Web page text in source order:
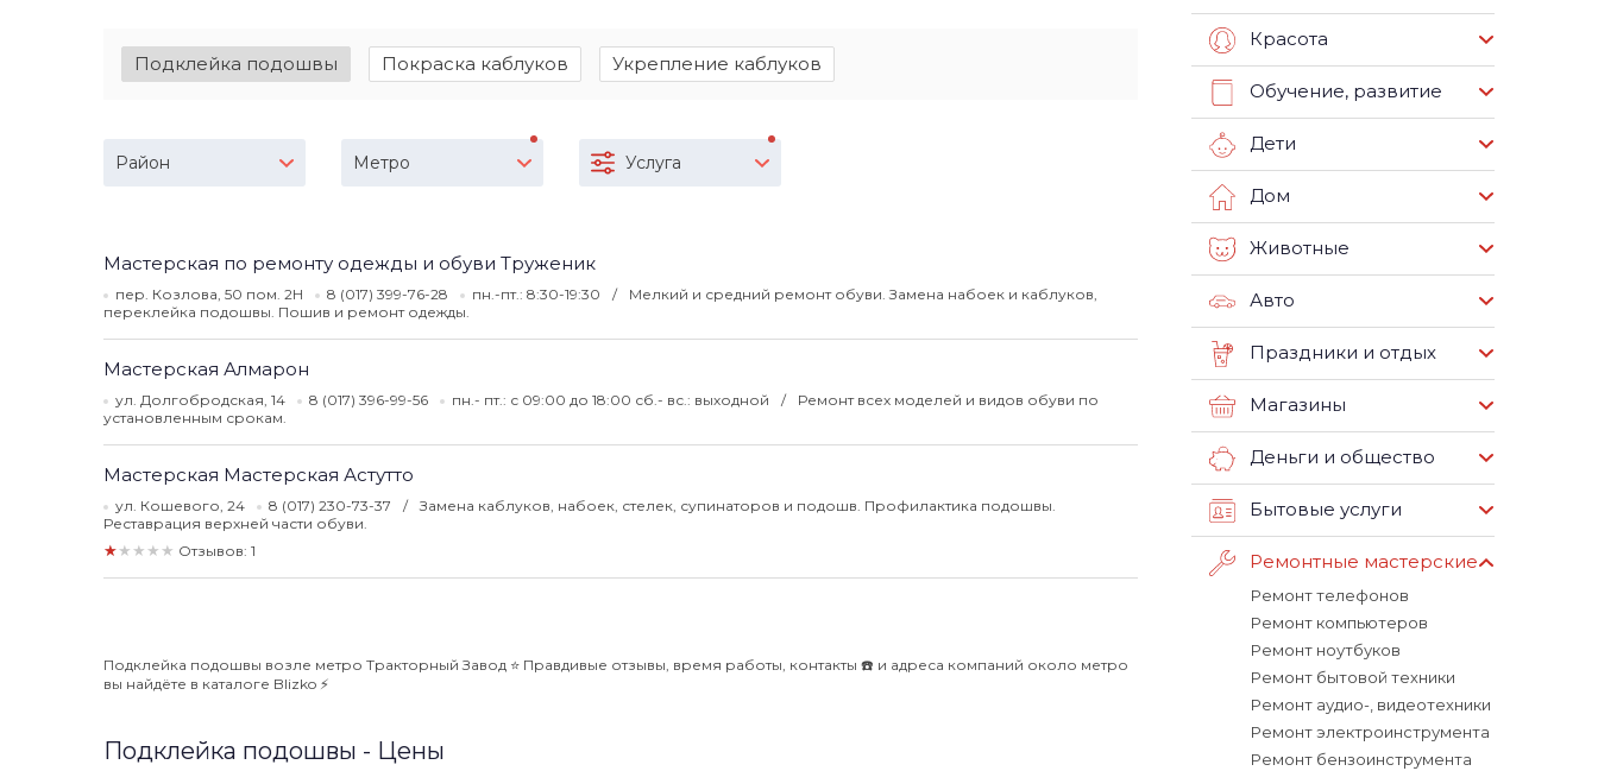
Подклейка подошвы Покраска каблуков Укрепление каблуков
Район Метро Услуга
Мастерская по ремонту одежды и обуви Труженик
пер. Козлова, 50 пом. 2Н 8 (017) 399-76-28 пн.-пт.: 8:30-19:30
Мелкий и средний ремонт обуви. Замена набоек и каблуков,
переклейка подошвы. Пошив и ремонт одежды.
Мастерская Алмарон
ул. Долгобродская, 14 8 (017) 396-99-56 пн.- пт.: с 09:00 до 18:00 сб.- вс.: выходной
Ремонт всех моделей и видов обуви по
установленным срокам.
Мастерская Мастерская Астутто
ул. Кошевого, 24 8 (017) 230-73-37
Замена каблуков, набоек, стелек, супинаторов и подошв. Профилактика подошвы.
Реставрация верхней части обуви.
★★★★★ Отзывов: 1
Подклейка подошвы возле метро Тракторный Завод ⭐️ Правдивые отзывы, время работы, контакты ☎️ и адреса компаний около метро
вы найдёте в каталоге Blizko ⚡️
Подклейка подошвы - Цены
Красота
Обучение, развитие
Дети
Дом
Животные
Авто
Праздники и отдых
Магазины
Деньги и общество
Бытовые услуги
Ремонтные мастерские
Ремонт телефонов
Ремонт компьютеров
Ремонт ноутбуков
Ремонт бытовой техники
Ремонт аудио-, видеотехники
Ремонт электроинструмента
Ремонт бензоинструмента